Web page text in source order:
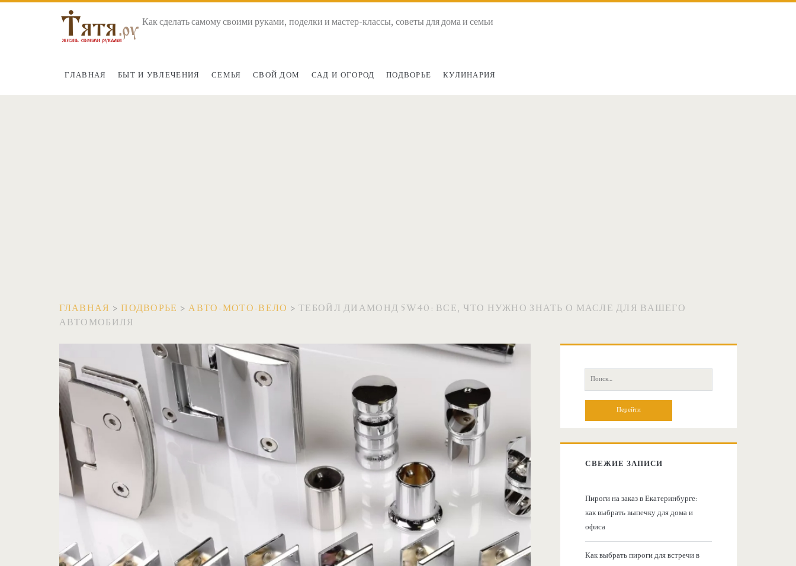
Как сделать самому своими руками, поделки и мастер-классы, советы для дома и семьи
ГЛАВНАЯ БЫТ И УВЛЕЧЕНИЯ СЕМЬЯ СВОЙ ДОМ САД И ОГОРОД ПОДВОРЬЕ КУЛИНАРИЯ
ГЛАВНАЯ >ПОДВОРЬЕ >АВТО-МОТО-ВЕЛО >ТЕБОЙЛ ДИАМОНД 5W40: ВСЕ, ЧТО НУЖНО ЗНАТЬ О МАСЛЕ ДЛЯ ВАШЕГО
АВТОМОБИЛЯ
о
П
о
:
СВЕЖИЕ ЗАПИСИ
Пироги на заказ в Екатеринбурге:
как выбрать выпечку для дома и
офиса
Как выбрать пироги для встречи в